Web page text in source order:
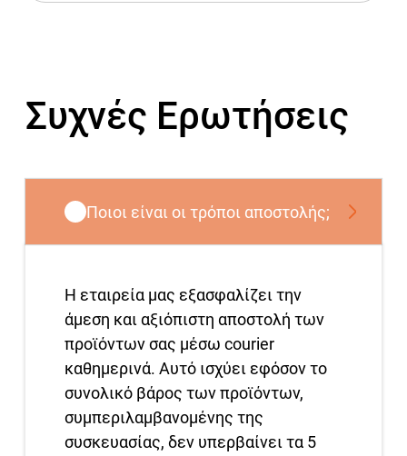
Συχνές Ερωτήσεις
Ποιοι είναι οι τρόποι αποστολής;
Η εταιρεία μας εξασφαλίζει την
άμεση και αξιόπιστη αποστολή των
προϊόντων σας μέσω courier
καθημερινά. Αυτό ισχύει εφόσον το
συνολικό βάρος των προϊόντων,
συμπεριλαμβανομένης της
συσκευασίας, δεν υπερβαίνει τα 5